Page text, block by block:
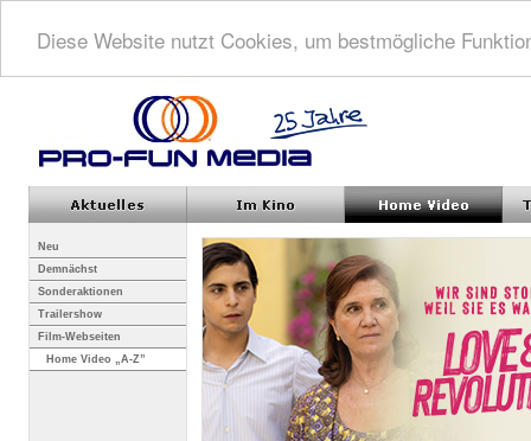
Diese Website nutzt Cookies, um bestmögliche
Neu
Demnächst
Sonderaktionen
Trailershow
Film-Webseiten
Home Video „A-Z”